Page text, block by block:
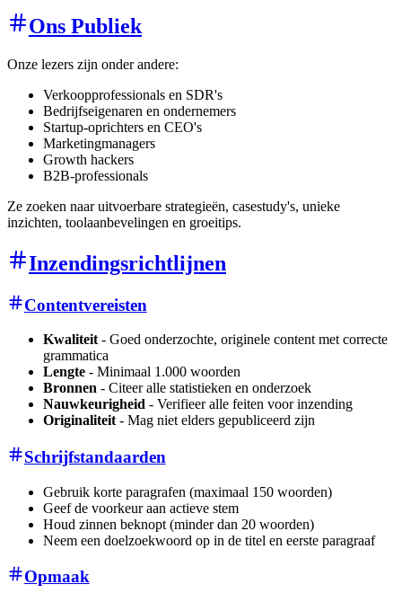
Ons Publiek
Onze lezers zijn onder andere:
Verkoopprofessionals en SDR's
Bedrijfseigenaren en ondernemers
Startup-oprichters en CEO's
Marketingmanagers
Growth hackers
B2B-professionals
Ze zoeken naar uitvoerbare strategieën, casestudy's, unieke
inzichten, toolaanbevelingen en groeitips.
Inzendingsrichtlijnen
Contentvereisten
Kwaliteit- Goed onderzochte, originele content met correcte
grammatica
Lengte - Minimaal 1.000 woorden
Bronnen - Citeer alle statistieken en onderzoek
Nauwkeurigheid - Verifieer alle feiten voor inzending
Originaliteit- Mag niet elders gepubliceerd zijn
Schrijfstandaarden
Gebruik korte paragrafen (maximaal 150 woorden)
Geef de voorkeur aan actieve stem
Houd zinnen beknopt (minder dan 20 woorden)
Neem een doelzoekwoord op in de titel en eerste paragraaf
Opmaak